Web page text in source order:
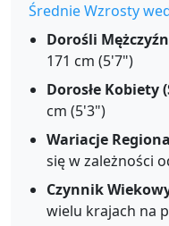
Średnie Wzrosty
Dorośli
171 cm (5'7")
Dorosłe Kobiety
cm (5'3")
Wariacje
się w zależności
Czynnik
wielu krajach na